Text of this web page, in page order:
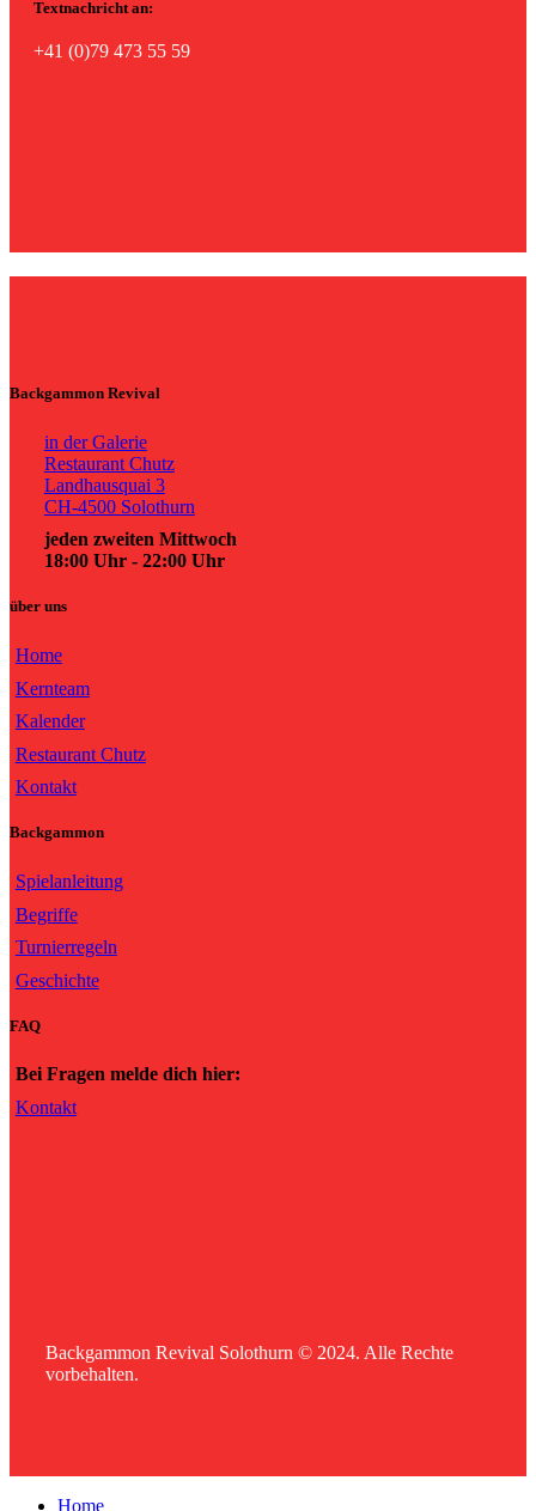
Textnachricht an:
+41 (0)79 473 55 59
Backgammon Revival
in der Galerie
Restaurant Chutz
Landhausquai 3
CH-4500 Solothurn
jeden zweiten Mittwoch
18:00 Uhr - 22:00 Uhr
über uns
Home
Kernteam
Kalender
Restaurant Chutz
Kontakt
Backgammon
Spielanleitung
Begriffe
Turnierregeln
Geschichte
FAQ
Bei Fragen melde dich hier:
Kontakt
Backgammon Revival Solothurn © 2024. Alle Rechte
vorbehalten.
Home